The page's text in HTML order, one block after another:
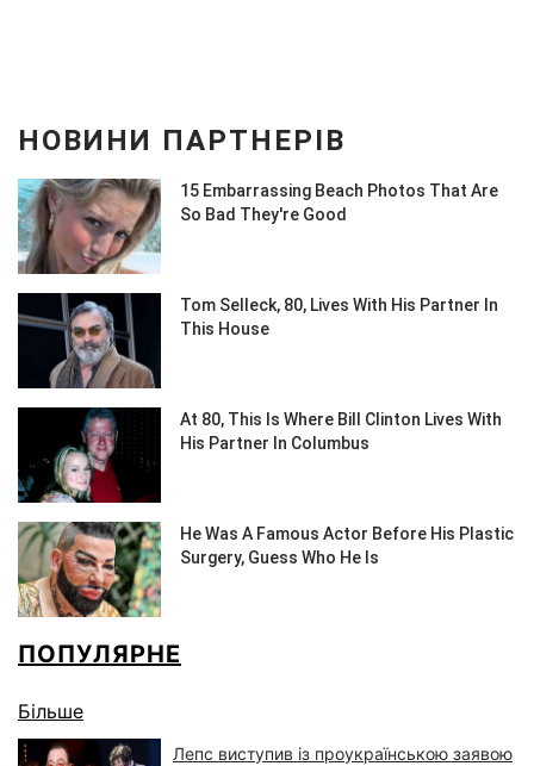
ПОПУЛЯРНЕ
Більше
Лепс виступив із проукраїнською заявою